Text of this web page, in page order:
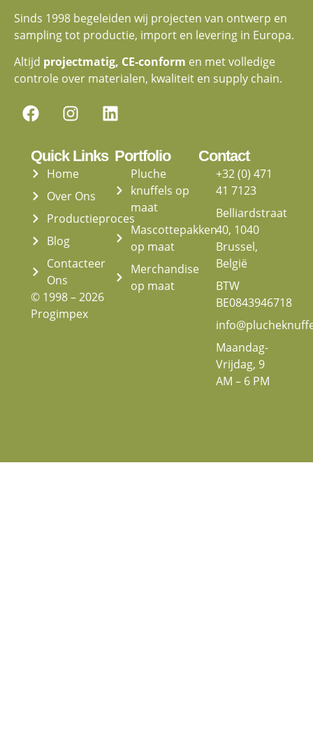
Sinds 1998 begeleiden wij projecten van ontwerp en
sampling tot productie, import en levering in Europa.
Altijd projectmatig, CE-conform en met volledige
controle over materialen, kwaliteit en supply chain.
Quick Links
Home
Over Ons
Productieproces
Blog
Contacteer
Ons
© 1998 – 2026
Progimpex
Portfolio
Pluche
knuffels op
maat
Mascottepakken
op maat
Merchandise
op maat
Contact
+32 (0) 471
41 7123
Belliardstraat
40, 1040
Brussel,
België
BTW
BE0843946718
Maandag-
Vrijdag, 9
AM – 6 PM